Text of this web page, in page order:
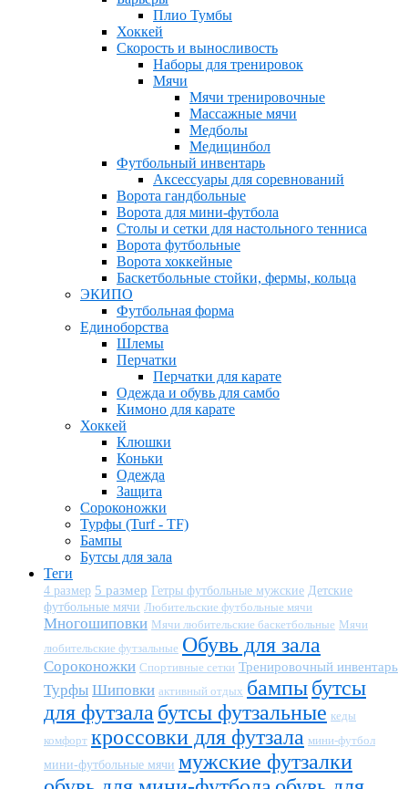
Плио Тумбы
Хоккей
Скорость и выносливость
Наборы для тренировок
Мячи
Мячи тренировочные
Массажные мячи
Медболы
Медицинбол
Футбольный инвентарь
Аксессуары для соревнований
Ворота гандбольные
Ворота для мини-футбола
Столы и сетки для настольного тенниса
Ворота футбольные
Ворота хоккейные
Баскетбольные стойки, фермы, кольца
ЭКИПО
Футбольная форма
Единоборства
Шлемы
Перчатки
Перчатки для карате
Одежда и обувь для самбо
Кимоно для карате
Хоккей
Клюшки
Коньки
Одежда
Защита
Сороконожки
Турфы (Turf - TF)
Бампы
Бутсы для зала
Теги
4 размер 5 размер Гетры футбольные мужские Детские
футбольные мячи Любительские футбольные мячи
Многошиповки Мячи любительские баскетбольные Мячи
любительские футзальные Обувь для зала
Сороконожки Спортивные сетки Тренировочный инвентарь
Турфы Шиповки активный отдых бампыбутсы
для футзала бутсы футзальные кеды
комфорт кроссовки для футзала мини-футбол
мини-футбольные мячи мужские футзалки